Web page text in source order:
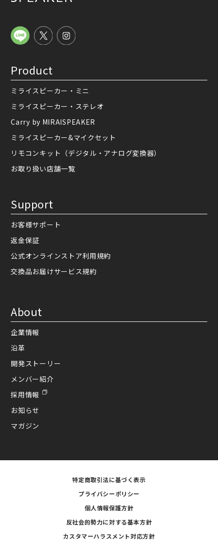
Product
ミライスピーカー・ミニ
ミライスピーカー・ステレオ
Carry by MIRAISPEAKER
ミライスピーカー&マイクセット
リモコンキット（デジタル・アナログ変換器）
お取り扱い店舗一覧
Support
お客様サポート
返金保証
公式オンラインストア利用規約
交換品お届けサービス規約
About
企業情報
沿革
開発ストーリー
メンバー紹介
採用情報
お知らせ
マガジン
特定商取引法に基づく表示
プライバシーポリシー
個人情報保護方針
反社会的勢力に対する基本方針
カスタマーハラスメント対応方針